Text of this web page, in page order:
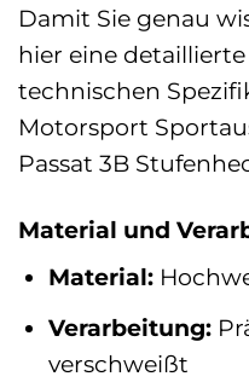
Damit Sie genau
hier eine
technischen
Motorsport
Passat 3B
Material und
Material:
Verarbeitung:
verschweißt